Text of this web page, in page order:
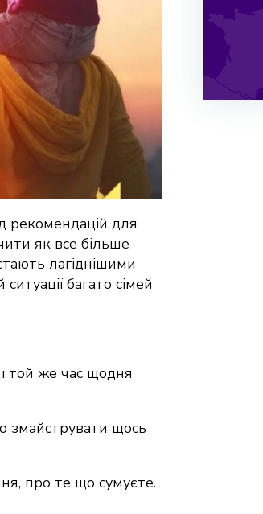
рекомендацій для
як все більше
лагіднішими
багато сімей
той же час щодня
змайструвати щось
про те що сумуєте.